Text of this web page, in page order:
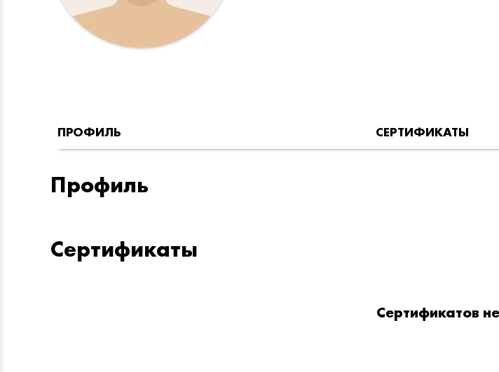
ПРОФИЛЬ СЕРТИФИКАТЫ
Профиль
Сертификаты
Сертификатов